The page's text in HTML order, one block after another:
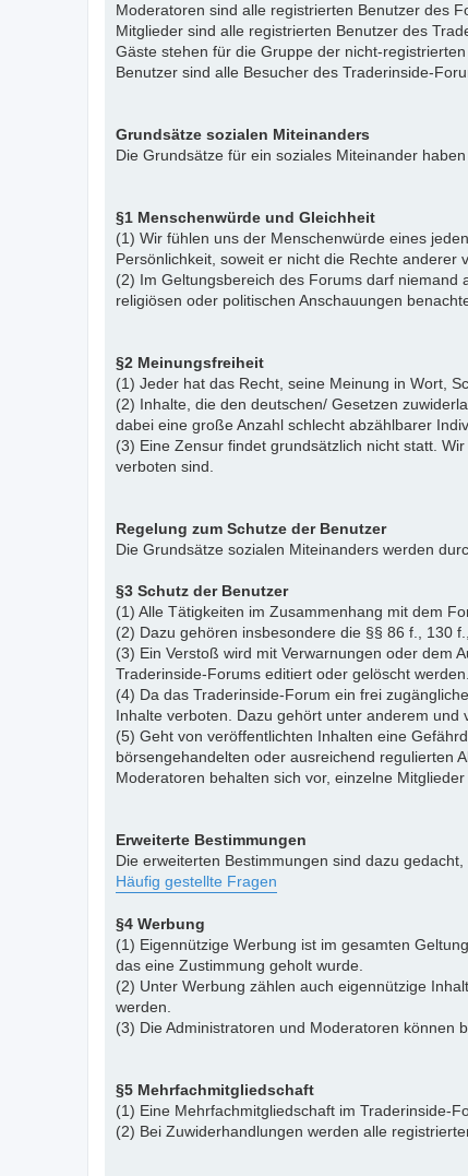
Moderatoren sind alle registrierten Benutzer des
Mitglieder sind alle registrierten Benutzer des
Gäste stehen für die Gruppe der nicht-
Benutzer sind alle Besucher des Traderinside-
Grundsätze sozialen Miteinanders
Die Grundsätze für ein soziales Miteinander
§1 Menschenwürde und Gleichheit
(1) Wir fühlen uns der Menschenwürde eines
Persönlichkeit, soweit er nicht die Rechte anderer
(2) Im Geltungsbereich des Forums darf niemand
religiösen oder politischen Anschauungen
§2 Meinungsfreiheit
(1) Jeder hat das Recht, seine Meinung in Wort,
(2) Inhalte, die den deutschen/ Gesetzen
dabei eine große Anzahl schlecht abzählbarer
(3) Eine Zensur findet grundsätzlich nicht statt.
verboten sind.
Regelung zum Schutze der Benutzer
Die Grundsätze sozialen Miteinanders werden
§3 Schutz der Benutzer
(1) Alle Tätigkeiten im Zusammenhang mit dem
(2) Dazu gehören insbesondere die §§ 86 f., 130
(3) Ein Verstoß wird mit Verwarnungen oder dem
Traderinside-Forums editiert oder gelöscht werden.
(4) Da das Traderinside-Forum ein frei
Inhalte verboten. Dazu gehört unter anderem und
(5) Geht von veröffentlichten Inhalten eine
börsengehandelten oder ausreichend regulierten
Moderatoren behalten sich vor, einzelne Mitglieder
Erweiterte Bestimmungen
Die erweiterten Bestimmungen sind dazu
Häufig gestellte Fragen
§4 Werbung
(1) Eigennützige Werbung ist im gesamten
das eine Zustimmung geholt wurde.
(2) Unter Werbung zählen auch eigennützige
werden.
(3) Die Administratoren und Moderatoren können
§5 Mehrfachmitgliedschaft
(1) Eine Mehrfachmitgliedschaft im Traderinside-
(2) Bei Zuwiderhandlungen werden alle